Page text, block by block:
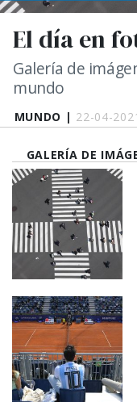
MUNDO | 22-04-
El día en
Galería de
mundo
GALERÍA DE